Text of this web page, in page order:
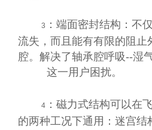
3
：端面密封结构：不
流失，而且能有有限的阻止
腔。解决了轴承腔呼吸--湿
这一用户困扰。
4 ：磁力式结构可以在
的两种工况下通用：迷宫结